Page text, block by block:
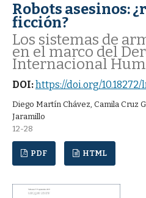
Robots asesinos:
ficción?
Los sistemas de
en el marco del
Internacional
DOI:https://doi.org/10.18272/
Diego Martín Chávez, Camila Cruz
Jaramillo
12-28
PDF HTML